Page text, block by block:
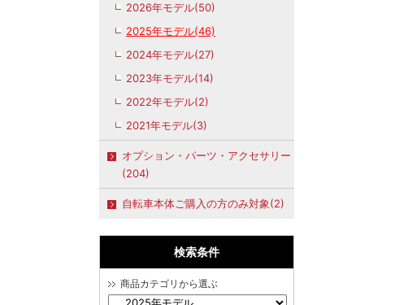
2026年モデル(50)
2025年モデル(46)
2024年モデル(27)
2023年モデル(14)
2022年モデル(2)
2021年モデル(3)
オプション・パーツ・アクセサリー
(204)
自転車本体ご購入の方のみ対象(2)
検索条件
商品カテゴリから選ぶ